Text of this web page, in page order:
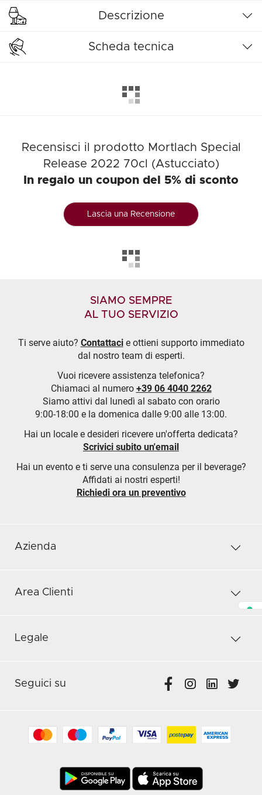
Descrizione
Scheda tecnica
Recensisci il prodotto Mortlach Special
Release 2022 70cl (Astucciato)
In regalo un coupon del 5% di sconto
Lascia una Recensione
SIAMO SEMPRE
AL TUO SERVIZIO
Ti serve aiuto? Contattacie ottieni supporto immediato
dal nostro team di esperti.
Vuoi ricevere assistenza telefonica?
Chiamaci al numero +39 06 4040 2262
Siamo attivi dal lunedì al sabato con orario
9:00-18:00 e la domenica dalle 9:00 alle 13:00.
Hai un locale e desideri ricevere un'offerta dedicata?
Scrivici subito un'email
Hai un evento e ti serve una consulenza per il beverage?
Affidati ai nostri esperti!
Richiedi ora un preventivo
Azienda
Area Clienti
Legale
Seguici su